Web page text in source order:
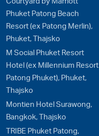
Phuket Patong Beach
Resort (ex Patong Merlin),
Phuket, Thajsko
M Social Phuket Resort
Hotel (ex Millennium Resort
Patong Phuket), Phuket,
Thajsko
Montien Hotel Surawong,
Bangkok, Thajsko
TRIBE Phuket Patong,